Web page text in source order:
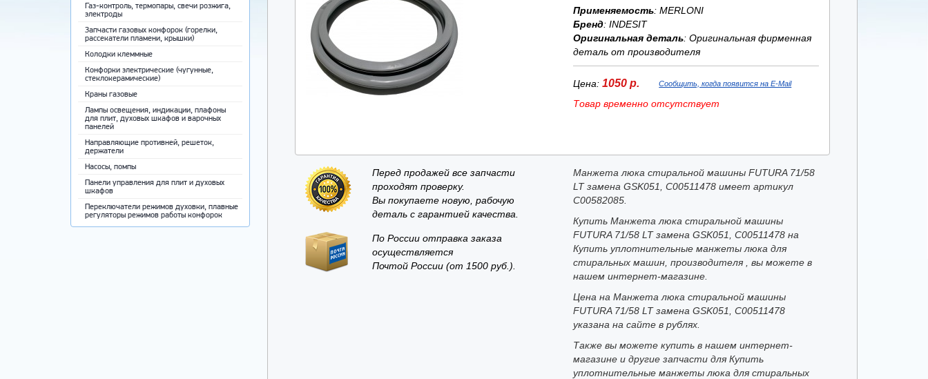
Газ-контроль, термопары, свечи розжига,
электроды
Запчасти газовых конфорок (горелки,
рассекатели пламени, крышки)
Колодки клеммные
Конфорки электрические (чугунные,
стеклокерамические)
Краны газовые
Лампы освещения, индикации, плафоны
для плит, духовых шкафов и варочных
панелей
Направляющие противней, решеток,
держатели
Насосы, помпы
Панели управления для плит и духовых
шкафов
Переключатели режимов духовки, плавные
регуляторы режимов работы конфорок
Применяемость: MERLONI
Бренд: INDESIT
Оригинальная деталь: Оригинальная фирменная
деталь от производителя
Цена: 1050 р. Сообщить, когда появится на E-Mail
Товар временно отсутствует
Перед продажей все запчасти
проходят проверку.
Вы покупаете новую, рабочую
деталь с гарантией качества.
По России отправка заказа
осуществляется
Почтой России (от 1500 руб.).
Манжета люка стиральной машины FUTURA 71/58
LT замена GSK051, C00511478 имеет артикул
C00582085.
Купить Манжета люка стиральной машины
FUTURA 71/58 LT замена GSK051, C00511478 на
Купить уплотнительные манжеты люка для
стиральных машин, производителя , вы можете в
нашем интернет-магазине.
Цена на Манжета люка стиральной машины
FUTURA 71/58 LT замена GSK051, C00511478
указана на сайте в рублях.
Также вы можете купить в нашем интернет-
магазине и другие запчасти для Купить
уплотнительные манжеты люка для стиральных